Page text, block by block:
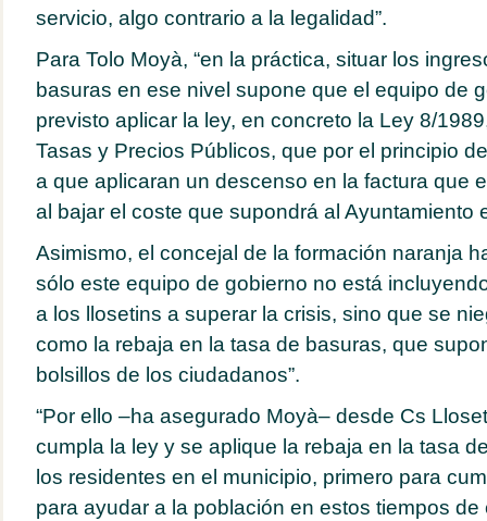
servicio, algo contrario a la legalidad”.
Para Tolo Moyà, “en la práctica, situar los
basuras en ese nivel supone que el equipo de
previsto aplicar la ley, en concreto la Ley 8/
Tasas y Precios Públicos, que por el principio
a que aplicaran un descenso en la factura que
al bajar el coste que supondrá al Ayuntamiento
Asimismo, el concejal de la formación naranja
sólo este equipo de gobierno no está
a los llosetins a superar la crisis, sino que se
como la rebaja en la tasa de basuras, que
bolsillos de los ciudadanos”.
“Por ello –ha asegurado Moyà– desde Cs
cumpla la ley y se aplique la rebaja en la tasa
los residentes en el municipio, primero para
para ayudar a la población en estos tiempos de